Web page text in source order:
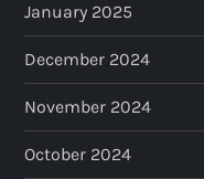
January 2025
December 2024
November 2024
October 2024